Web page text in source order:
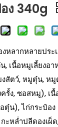
ง 340g
งหลากหลายปร
, เนื้อหมูเลี้ยงอ
งสัตว์, หมูตุ๋น,
รั้ง, ซอสหมู), เนื้
ตุ๋น), ไก่กระป๋อ
ะหล่ำปลีดองเผ็